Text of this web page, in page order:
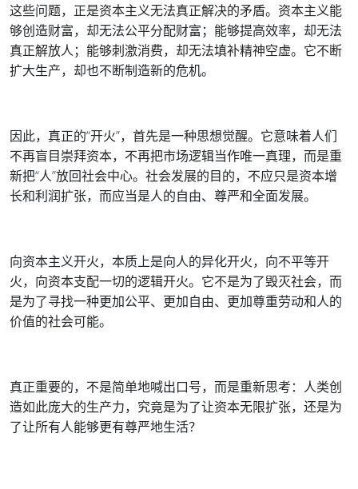
这些问题，正是资本主义无法真正解决的矛盾。资本主义能
够创造财富，却无法公平分配财富；能够提高效率，却无法
真正解放人；能够刺激消费，却无法填补精神空虚。它不断
扩大生产，却也不断制造新的危机。
因此，真正的“开火”，首先是一种思想觉醒。它意味着人们
不再盲目崇拜资本，不再把市场逻辑当作唯一真理，而是重
新把“人”放回社会中心。社会发展的目的，不应只是资本增
长和利润扩张，而应当是人的自由、尊严和全面发展。
向资本主义开火，本质上是向人的异化开火，向不平等开
火，向资本支配一切的逻辑开火。它不是为了毁灭社会，而
是为了寻找一种更加公平、更加自由、更加尊重劳动和人的
价值的社会可能。
真正重要的，不是简单地喊出口号，而是重新思考：人类创
造如此庞大的生产力，究竟是为了让资本无限扩张，还是为
了让所有人能够更有尊严地生活？